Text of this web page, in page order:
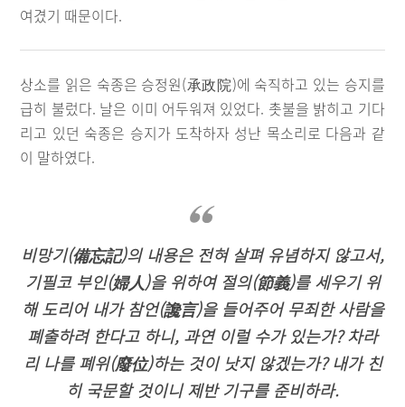
여겼기 때문이다.
상소를 읽은 숙종은 승정원(承政院)에 숙직하고 있는 승지를
급히 불렀다. 날은 이미 어두워져 있었다. 촛불을 밝히고 기다
리고 있던 숙종은 승지가 도착하자 성난 목소리로 다음과 같
이 말하였다.
비망기(備忘記)의 내용은 전혀 살펴 유념하지 않고서,
기필코 부인(婦人)을 위하여 절의(節義)를 세우기 위
해 도리어 내가 참언(讒言)을 들어주어 무죄한 사람을
폐출하려 한다고 하니, 과연 이럴 수가 있는가? 차라
리 나를 폐위(廢位)하는 것이 낫지 않겠는가? 내가 친
히 국문할 것이니 제반 기구를 준비하라.